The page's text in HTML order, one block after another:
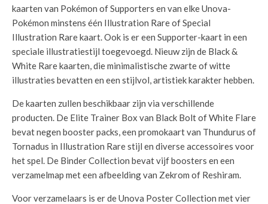
kaarten van Pokémon of Supporters en van elke Unova-
Pokémon minstens één Illustration Rare of Special
Illustration Rare kaart. Ook is er een Supporter-kaart in een
speciale illustratiestijl toegevoegd. Nieuw zijn de Black &
White Rare kaarten, die minimalistische zwarte of witte
illustraties bevatten en een stijlvol, artistiek karakter hebben.
De kaarten zullen beschikbaar zijn via verschillende
producten. De Elite Trainer Box van Black Bolt of White Flare
bevat negen booster packs, een promokaart van Thundurus of
Tornadus in Illustration Rare stijl en diverse accessoires voor
het spel. De Binder Collection bevat vijf boosters en een
verzamelmap met een afbeelding van Zekrom of Reshiram.
Voor verzamelaars is er de Unova Poster Collection met vier